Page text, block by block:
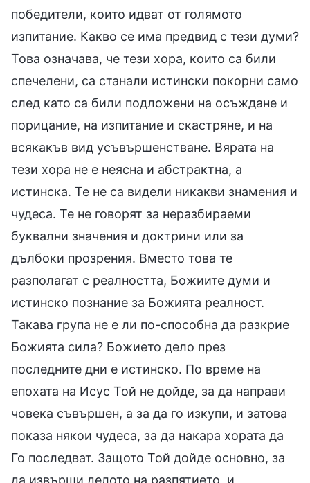
победители, които идват от голямото
изпитание. Какво се има предвид с тези думи?
Това означава, че тези хора, които са били
спечелени, са станали истински покорни само
след като са били подложени на осъждане и
порицание, на изпитание и скастряне, и на
всякакъв вид усъвършенстване. Вярата на
тези хора не е неясна и абстрактна, а
истинска. Те не са видели никакви знамения и
чудеса. Те не говорят за неразбираеми
буквални значения и доктрини или за
дълбоки прозрения. Вместо това те
разполагат с реалността, Божиите думи и
истинско познание за Божията реалност.
Такава група не е ли по-способна да разкрие
Божията сила? Божието дело през
последните дни е истинско. По време на
епохата на Исус Той не дойде, за да направи
човека съвършен, а за да го изкупи, и затова
показа някои чудеса, за да накара хората да
Го последват. Защото Той дойде основно, за
да извърши делото на разпятието, и